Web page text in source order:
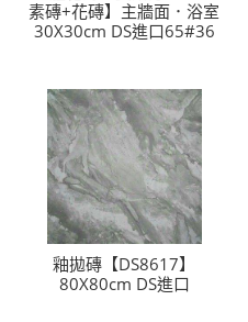
素磚+花磚】主牆面．浴室
30X30cm DS進口65#36
釉拋磚【DS8617】
80X80cm DS進口